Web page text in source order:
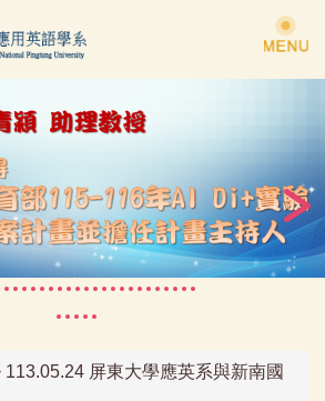
113.05.24 屏東大學應英系與新南國